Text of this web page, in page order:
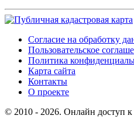
Согласие на обработку
Пользовательское
Политика
Карта сайта
Контакты
О проекте
© 2010 - 2026. Онлайн доступ к